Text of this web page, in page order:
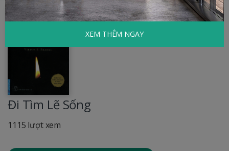
Đi Tìm Lẽ Sống
1115 lượt xem
XEM THÊM NGAY